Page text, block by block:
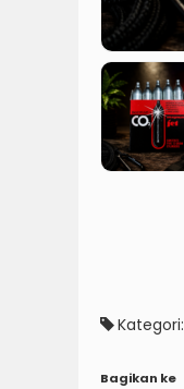
Kategori:
Bagikan ke